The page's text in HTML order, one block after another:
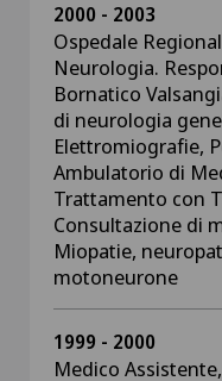
2000 - 2003
Ospedale
Neurologia.
Bornatico
di neurologia
Elettromiografie,
Ambulatorio di
Trattamento con
Consultazione di
Miopatie,
motoneurone
1999 - 2000
Medico